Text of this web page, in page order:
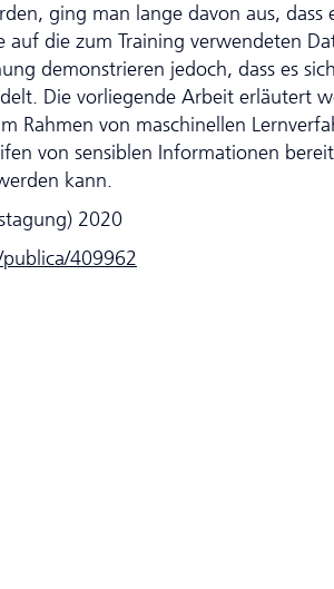
ging man lange davon aus, dass
auf die zum Training verwendeten
demonstrieren jedoch, dass es
Die vorliegende Arbeit erläutert
Rahmen von maschinellen
von sensiblen Informationen
kann.
2020
409962